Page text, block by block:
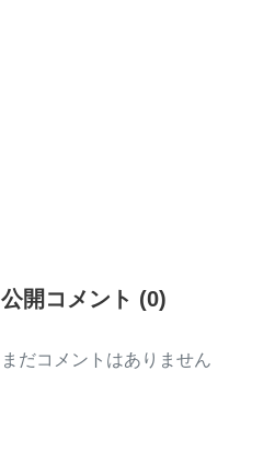
公開コメント (0)
まだコメントはありません